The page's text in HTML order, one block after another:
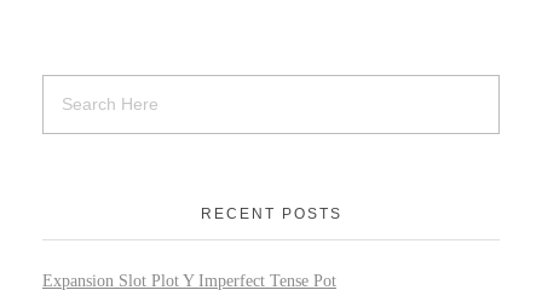
RECENT POSTS
Expansion Slot Plot Y Imperfect Tense Pot